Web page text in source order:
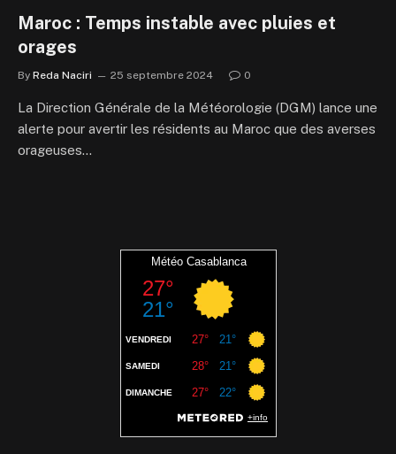
Maroc : Temps instable avec pluies et
orages
By Reda Naciri 25 septembre 2024 0
La Direction Générale de la Météorologie (DGM) lance une
alerte pour avertir les résidents au Maroc que des averses
orageuses…